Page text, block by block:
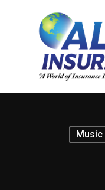
Music